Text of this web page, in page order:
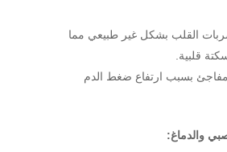
القلب بشكل غير طبيعي مما
قلبية.
بسبب ارتفاع ضغط الدم
والدماغ: